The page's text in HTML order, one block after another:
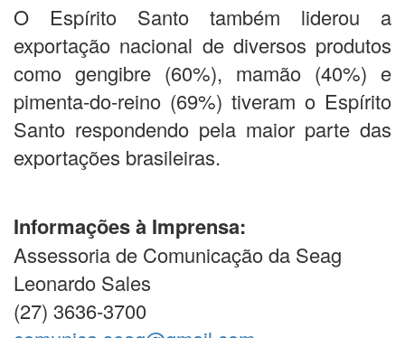
O Espírito Santo também liderou a
exportação nacional de diversos produtos
como gengibre (60%), mamão (40%) e
pimenta-do-reino (69%) tiveram o Espírito
Santo respondendo pela maior parte das
exportações brasileiras.
Informações à Imprensa:
Assessoria de Comunicação da Seag
Leonardo Sales
(27) 3636-3700